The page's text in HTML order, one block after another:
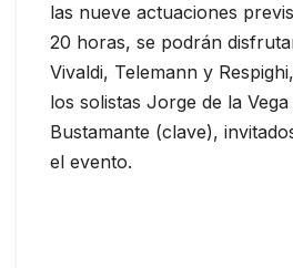
las nueve actuaciones
20 horas, se podrán
Vivaldi, Telemann y
los solistas Jorge de la
Bustamante (clave),
el evento.